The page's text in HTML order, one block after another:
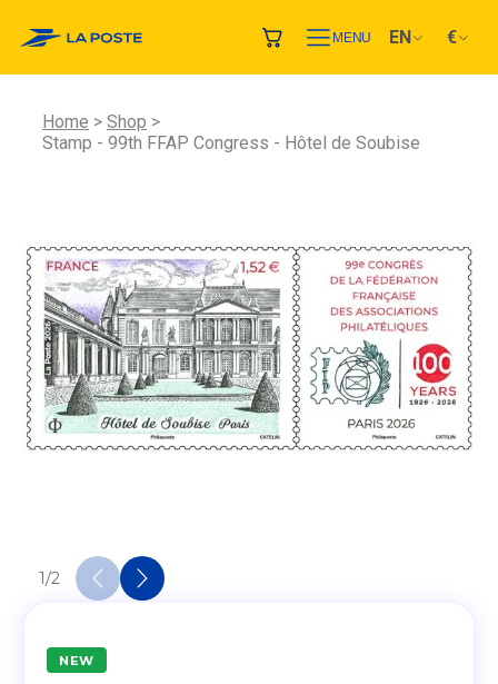
MENU EN €
Home
Shop
Stamp - 99th FFAP Congress - Hôtel de Soubise
1/2
NEW